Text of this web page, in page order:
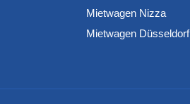
Mietwagen Nizza
Mietwagen Düsseldorf